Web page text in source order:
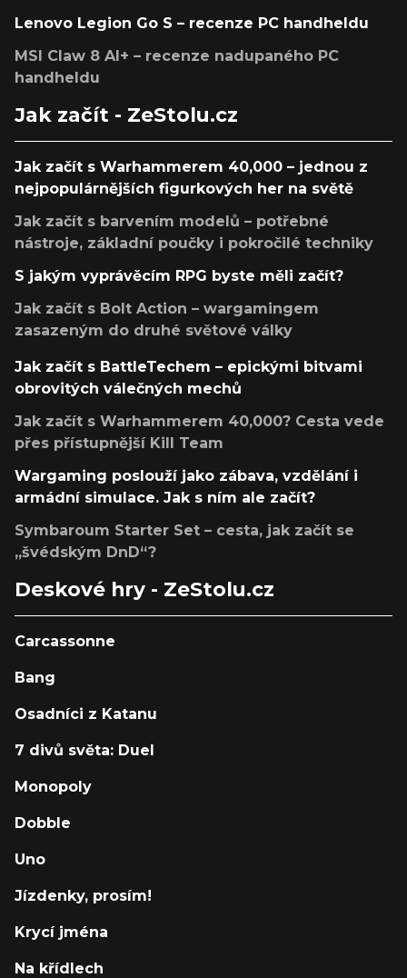
Lenovo Legion Go S – recenze PC handheldu
MSI Claw 8 AI+ – recenze nadupaného PC
handheldu
Jak začít - ZeStolu.cz
Jak začít s Warhammerem 40,000 – jednou z
nejpopulárnějších figurkových her na světě
Jak začít s barvením modelů – potřebné
nástroje, základní poučky i pokročilé techniky
S jakým vyprávěcím RPG byste měli začít?
Jak začít s Bolt Action – wargamingem
zasazeným do druhé světové války
Jak začít s BattleTechem – epickými bitvami
obrovitých válečných mechů
Jak začít s Warhammerem 40,000? Cesta vede
přes přístupnější Kill Team
Wargaming poslouží jako zábava, vzdělání i
armádní simulace. Jak s ním ale začít?
Symbaroum Starter Set – cesta, jak začít se
„švédským DnD“?
Deskové hry - ZeStolu.cz
Carcassonne
Bang
Osadníci z Katanu
7 divů světa: Duel
Monopoly
Dobble
Uno
Jízdenky, prosím!
Krycí jména
Na křídlech